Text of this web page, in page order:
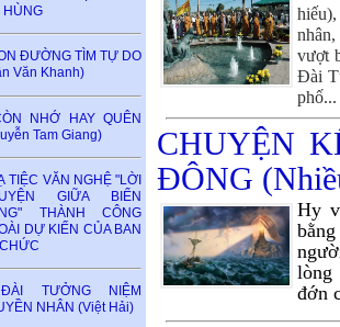
HÙNG
ĐƯỜNG TÌM TỰ DO
Văn Khanh)
NHỚ HAY QUÊN
Tam Giang)
TIỆC VĂN NGHỆ "LỜI
GIỮA BIỂN
THÀNH CÔNG
DỰ KIẾN CỦA BAN
TƯỞNG NIỆM
NHÂN (Việt Hải)
vượt
Đài
CHUYỆN
ĐÔNG
Hy
lòng
đớn